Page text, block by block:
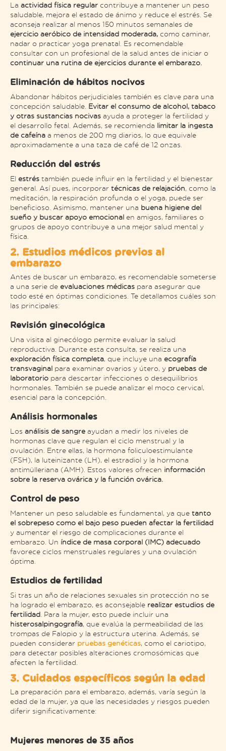
La actividad física regular contribuye a mantener un peso
saludable, mejora el estado de ánimo y reduce el estrés. Se
aconseja realizar al menos 150 minutos semanales de
ejercicio aeróbico de intensidad moderada, como caminar,
nadar o practicar yoga prenatal. Es recomendable
consultar con un profesional de la salud antes de iniciar o
continuar una rutina de ejercicios durante el embarazo.
Eliminación de hábitos nocivos
Abandonar hábitos perjudiciales también es clave para una
concepción saludable. Evitar el consumo de alcohol, tabaco
y otras sustancias nocivas ayuda a proteger la fertilidad y
el desarrollo fetal. Además, se recomienda limitar la ingesta
de cafeína a menos de 200 mg diarios, lo que equivale
aproximadamente a una taza de café de 12 onzas.
Reducción del estrés
El estrés también puede influir en la fertilidad y el bienestar
general. Así pues, incorporar técnicas de relajación, como la
meditación, la respiración profunda o el yoga, puede ser
beneficioso. Asimismo, mantener una buena higiene del
sueño y buscar apoyo emocional en amigos, familiares o
grupos de apoyo contribuye a una mejor salud mental y
física.
2. Estudios médicos previos al
embarazo
Antes de buscar un embarazo, es recomendable someterse
a una serie de evaluaciones médicas para asegurar que
todo esté en óptimas condiciones. Te detallamos cuáles son
las principales:
Revisión ginecológica
Una visita al ginecólogo permite evaluar la salud
reproductiva. Durante esta consulta, se realiza una
exploración física completa, que incluye una ecografía
transvaginal para examinar ovarios y útero, y pruebas de
laboratorio para descartar infecciones o desequilibrios
hormonales. También se puede analizar el moco cervical,
esencial para la concepción.
Análisis hormonales
Los análisis de sangre ayudan a medir los niveles de
hormonas clave que regulan el ciclo menstrual y la
ovulación. Entre ellas, la hormona foliculoestimulante
(FSH), la luteinizante (LH), el estradiol y la hormona
antimülleriana (AMH). Estos valores ofrecen información
sobre la reserva ovárica y la función ovárica.
Control de peso
Mantener un peso saludable es fundamental, ya que tanto
el sobrepeso como el bajo peso pueden afectar la fertilidad
y aumentar el riesgo de complicaciones durante el
embarazo. Un índice de masa corporal (IMC) adecuado
favorece ciclos menstruales regulares y una ovulación
óptima.
Estudios de fertilidad
Si tras un año de relaciones sexuales sin protección no se
ha logrado el embarazo, es aconsejable realizar estudios de
fertilidad . Para la mujer, esto puede incluir una
histerosalpingografía, que evalúa la permeabilidad de las
trompas de Falopio y la estructura uterina. Además, se
pueden considerar pruebas genéticas, como el cariotipo,
para detectar posibles alteraciones cromosómicas que
afecten la fertilidad.
3. Cuidados específicos según la edad
La preparación para el embarazo, además, varía según la
edad de la mujer, ya que las necesidades y riesgos pueden
diferir significativamente:
Mujeres menores de 35 años